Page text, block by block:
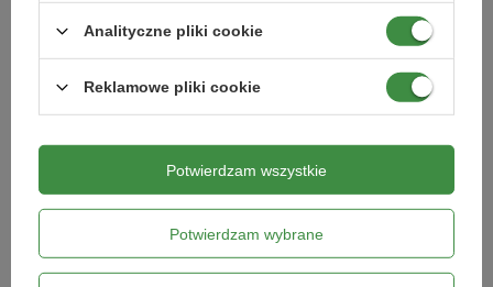
Nawóz płynny do róż Okazałe Kwiaty
DODAJ DO KOSZYKA
Nawóz płynny do tui i iglaków Moc
Zieleni 1 l
17,59 zł
DODAJ DO KOSZYKA
Analityczne pliki cookie
Reklamowe pliki cookie
Potwierdzam wybrane
Potwierdzam wszystkie